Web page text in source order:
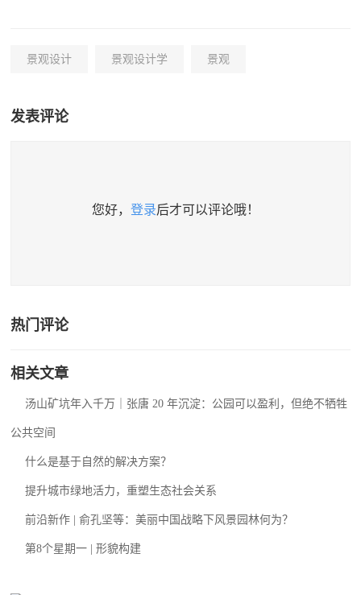
景观设计 景观设计学 景观
发表评论
您好， 登录后才可以评论哦！
热门评论
相关文章
汤山矿坑年入千万｜张唐 20 年沉淀：公园可以盈利，但绝不牺牲
公共空间
什么是基于自然的解决方案？
提升城市绿地活力，重塑生态社会关系
前沿新作 | 俞孔坚等：美丽中国战略下风景园林何为？
第8个星期一 | 形貌构建